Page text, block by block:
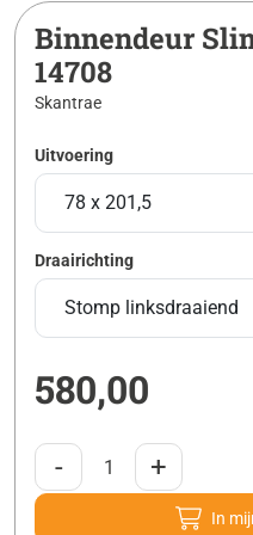
Binnendeur
14708
Skantrae
Uitvoering
Draairichting
580,00
- +
In